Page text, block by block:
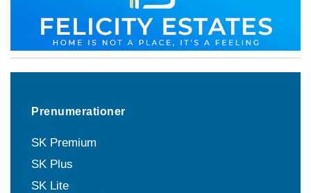
Prenumerationer
SK Premium
SK Plus
SK Lite